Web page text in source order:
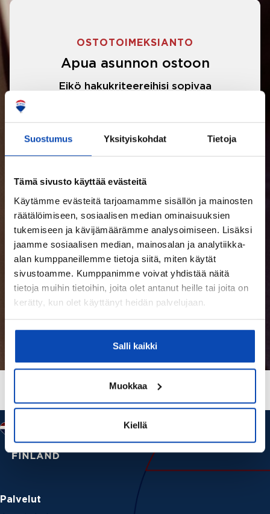
Suostumus Yksityiskohdat Tietoja
Tämä sivusto käyttää evästeitä
Käytämme evästeitä tarjoamamme sisällön ja mainosten
räätälöimiseen, sosiaalisen median ominaisuuksien
tukemiseen ja kävijämäärämme analysoimiseen. Lisäksi
jaamme sosiaalisen median, mainosalan ja analytiikka-
alan kumppaneillemme tietoja siitä, miten käytät
sivustoamme. Kumppanimme voivat yhdistää näitä
tietoja muihin tietoihin, joita olet antanut heille tai joita on
kerätty, kun olet käyttänyt heidän palvelujaan.
Salli kaikki
Muokkaa
Kiellä
OSTOTOIMEKSIANTO
Apua asunnon ostoon
Eikö hakukriteereihisi sopivaa
LUE LISÄÄ
Palvelut